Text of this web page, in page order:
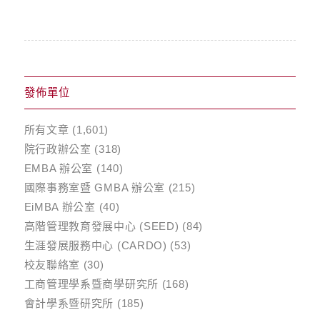
發佈單位
所有文章 (1,601)
院行政辦公室 (318)
EMBA 辦公室 (140)
國際事務室暨 GMBA 辦公室 (215)
EiMBA 辦公室 (40)
高階管理教育發展中心 (SEED) (84)
生涯發展服務中心 (CARDO) (53)
校友聯絡室 (30)
工商管理學系暨商學研究所 (168)
會計學系暨研究所 (185)